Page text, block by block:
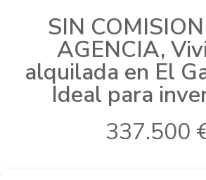
SIN
AGENCIA,
alquilada en El
Ideal para
337.500